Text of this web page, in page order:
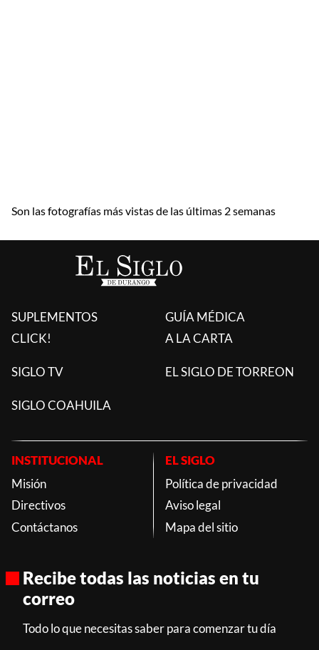
Son las fotografías más vistas de las últimas 2 semanas
SUPLEMENTOS
CLICK!
GUÍA MÉDICA
A LA CARTA
SIGLO TV EL SIGLO DE TORREON
SIGLO COAHUILA
INSTITUCIONAL
Misión
Directivos
Contáctanos
EL SIGLO
Política de privacidad
Aviso legal
Mapa del sitio
Recibe todas las noticias en tu
correo
Todo lo que necesitas saber para comenzar tu día